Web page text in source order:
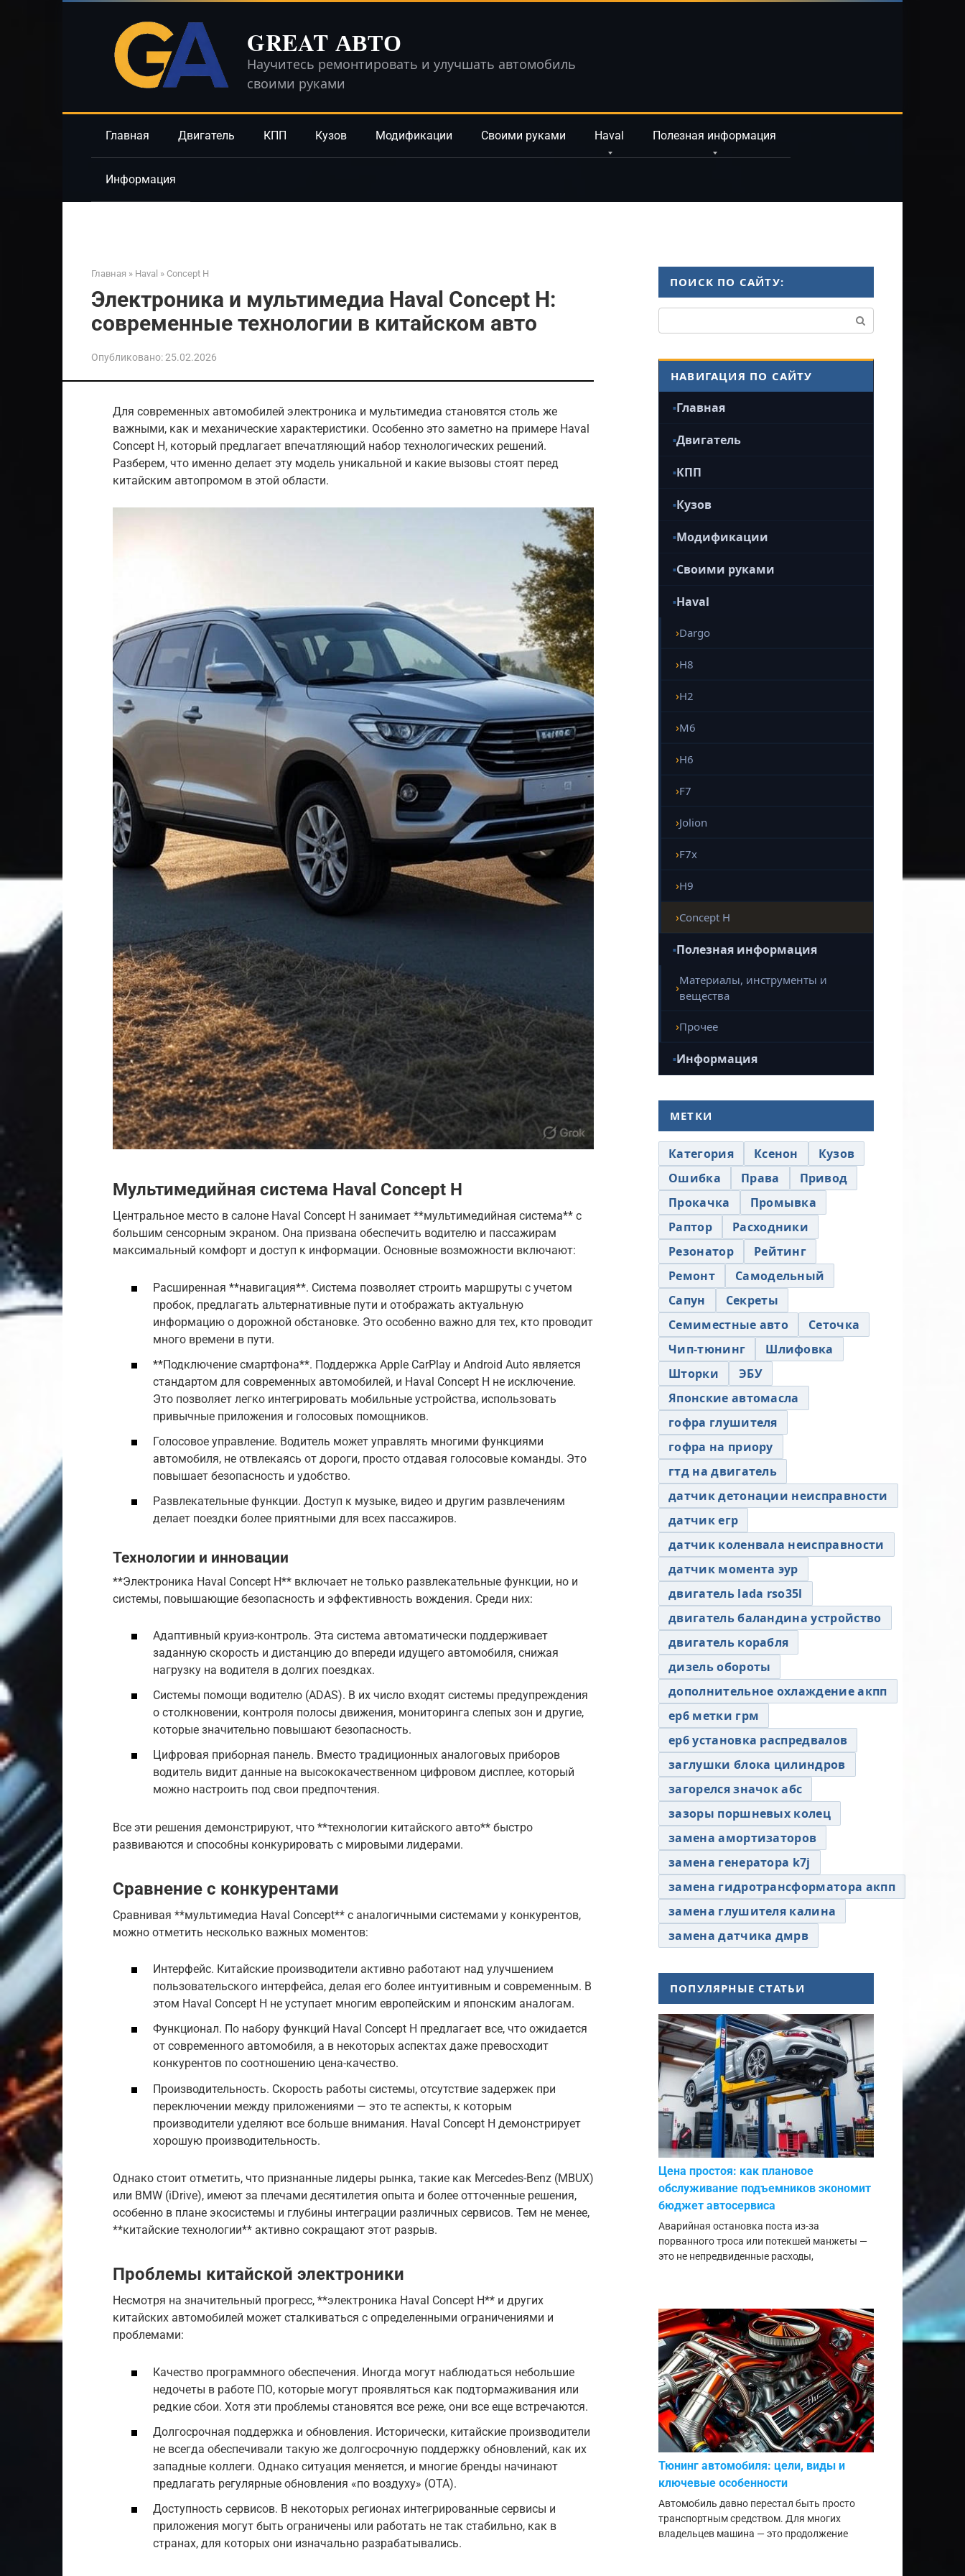
GREAT АВТО
Научитесь ремонтировать и улучшать автомобиль
своими руками
Главная Двигатель КПП Кузов Модификации Своими руками Haval Полезная информация
Информация
Главная » Haval » Concept H
Электроника и мультимедиа Haval Concept H:
современные технологии в китайском авто
Опубликовано:25.02.2026
Для современных автомобилей электроника и мультимедиа становятся столь же
важными, как и механические характеристики. Особенно это заметно на примере Haval
Concept H, который предлагает впечатляющий набор технологических решений.
Разберем, что именно делает эту модель уникальной и какие вызовы стоят перед
китайским автопромом в этой области.
Мультимедийная система Haval Concept H
Центральное место в салоне Haval Concept H занимает **мультимедийная система** с
большим сенсорным экраном. Она призвана обеспечить водителю и пассажирам
максимальный комфорт и доступ к информации. Основные возможности включают:
Расширенная **навигация**. Система позволяет строить маршруты с учетом
пробок, предлагать альтернативные пути и отображать актуальную
информацию о дорожной обстановке. Это особенно важно для тех, кто проводит
много времени в пути.
**Подключение смартфона**. Поддержка Apple CarPlay и Android Auto является
стандартом для современных автомобилей, и Haval Concept H не исключение.
Это позволяет легко интегрировать мобильные устройства, использовать
привычные приложения и голосовых помощников.
Голосовое управление. Водитель может управлять многими функциями
автомобиля, не отвлекаясь от дороги, просто отдавая голосовые команды. Это
повышает безопасность и удобство.
Развлекательные функции. Доступ к музыке, видео и другим развлечениям
делает поездки более приятными для всех пассажиров.
Технологии и инновации
**Электроника Haval Concept H** включает не только развлекательные функции, но и
системы, повышающие безопасность и эффективность вождения. Среди них:
Адаптивный круиз-контроль. Эта система автоматически поддерживает
заданную скорость и дистанцию до впереди идущего автомобиля, снижая
нагрузку на водителя в долгих поездках.
Системы помощи водителю (ADAS). В их число входят системы предупреждения
о столкновении, контроля полосы движения, мониторинга слепых зон и другие,
которые значительно повышают безопасность.
Цифровая приборная панель. Вместо традиционных аналоговых приборов
водитель видит данные на высококачественном цифровом дисплее, который
можно настроить под свои предпочтения.
Все эти решения демонстрируют, что **технологии китайского авто** быстро
развиваются и способны конкурировать с мировыми лидерами.
Сравнение с конкурентами
Сравнивая **мультимедиа Haval Concept** с аналогичными системами у конкурентов,
можно отметить несколько важных моментов:
Интерфейс. Китайские производители активно работают над улучшением
пользовательского интерфейса, делая его более интуитивным и современным. В
этом Haval Concept H не уступает многим европейским и японским аналогам.
Функционал. По набору функций Haval Concept H предлагает все, что ожидается
от современного автомобиля, а в некоторых аспектах даже превосходит
конкурентов по соотношению цена-качество.
Производительность. Скорость работы системы, отсутствие задержек при
переключении между приложениями — это те аспекты, к которым
производители уделяют все больше внимания. Haval Concept H демонстрирует
хорошую производительность.
Однако стоит отметить, что признанные лидеры рынка, такие как Mercedes-Benz (MBUX)
или BMW (iDrive), имеют за плечами десятилетия опыта и более отточенные решения,
особенно в плане экосистемы и глубины интеграции различных сервисов. Тем не менее,
**китайские технологии** активно сокращают этот разрыв.
Проблемы китайской электроники
Несмотря на значительный прогресс, **электроника Haval Concept H** и других
китайских автомобилей может сталкиваться с определенными ограничениями и
проблемами:
Качество программного обеспечения. Иногда могут наблюдаться небольшие
недочеты в работе ПО, которые могут проявляться как подтормаживания или
редкие сбои. Хотя эти проблемы становятся все реже, они все еще встречаются.
Долгосрочная поддержка и обновления. Исторически, китайские производители
не всегда обеспечивали такую же долгосрочную поддержку обновлений, как их
западные коллеги. Однако ситуация меняется, и многие бренды начинают
предлагать регулярные обновления «по воздуху» (OTA).
Доступность сервисов. В некоторых регионах интегрированные сервисы и
приложения могут быть ограничены или работать не так стабильно, как в
странах, для которых они изначально разрабатывались.
ПОИСК ПО САЙТУ:
НАВИГАЦИЯ ПО САЙТУ
Главная
Двигатель
КПП
Кузов
Модификации
Своими руками
Haval
Dargo
H8
H2
M6
H6
F7
Jolion
F7x
H9
Concept H
Полезная информация
Материалы, инструменты и
вещества
Прочее
Информация
МЕТКИ
Категория Ксенон
Кузов
Ошибка
Права
Привод
Прокачка
Промывка
Раптор
Расходники
Резонатор
Рейтинг
Ремонт
Самодельный
Сапун
Секреты
Семиместные авто
Сеточка
Чип-тюнинг
Шлифовка
Шторки
ЭБУ
Японские автомасла
гофра глушителя
гофра на приору
гтд на двигатель
датчик детонации неисправности
датчик егр
датчик коленвала неисправности
датчик момента эур
двигатель lada rso35l
двигатель баландина устройство
двигатель корабля
дизель обороты
дополнительное охлаждение акпп
ер6 метки грм
ер6 установка распредвалов
заглушки блока цилиндров
загорелся значок абс
зазоры поршневых колец
замена амортизаторов
замена генератора k7j
замена гидротрансформатора акпп
замена глушителя калина
замена датчика дмрв
ПОПУЛЯРНЫЕ СТАТЬИ
Цена простоя: как плановое
обслуживание подъемников экономит
бюджет автосервиса
Аварийная остановка поста из-за
порванного троса или потекшей манжеты —
это не непредвиденные расходы,
Тюнинг автомобиля: цели, виды и
ключевые особенности
Автомобиль давно перестал быть просто
транспортным средством. Для многих
владельцев машина — это продолжение